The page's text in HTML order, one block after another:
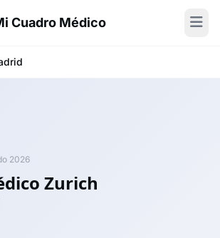
Cuadro Médico
2026
Zurich